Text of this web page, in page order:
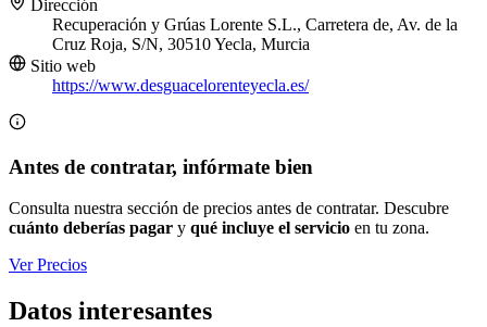
Dirección
Recuperación y Grúas Lorente S.L., Carretera de, Av. de la
Cruz Roja, S/N, 30510 Yecla, Murcia
Sitio web
https://www.desguacelorenteyecla.es/
Antes de contratar, infórmate bien
Consulta nuestra sección de precios antes de contratar. Descubre
cuánto deberías pagar y qué incluye el servicio en tu zona.
Ver Precios
Datos interesantes